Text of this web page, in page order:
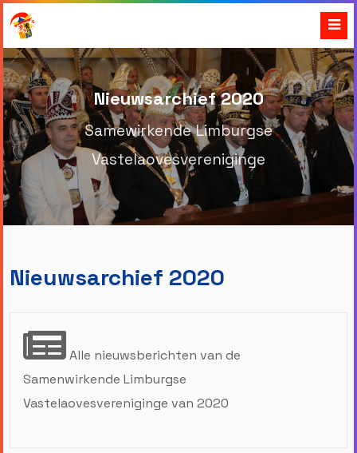
Nieuwsarchief 2020
Samewirkende Limburgse
Vastelaovesvereniginge
Nieuwsarchief 2020
Alle nieuwsberichten van de
Samenwirkende Limburgse
Vastelaovesvereniginge van 2020